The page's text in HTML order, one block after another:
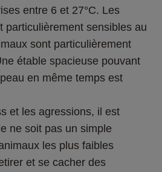
entre 6 et 27°C. Les
particulièrement sensibles au
sont particulièrement
étable spacieuse pouvant
en même temps est
et les agressions, il est
ne soit pas un simple
les plus faibles
et se cacher des